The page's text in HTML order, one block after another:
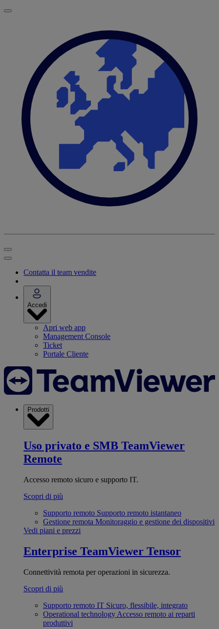
Contatta il team vendite
Accedi
Apri web app
Management Console
Ticket
Portale Cliente
Prodotti
Uso privato e SMB TeamViewer
Remote
Accesso remoto sicuro e supporto IT.
Scopri di più
Supporto remoto Supporto remoto istantaneo
Gestione remota Monitoraggio e gestione dei dispositivi
Vedi piani e prezzi
Enterprise TeamViewer Tensor
Connettività remota per operazioni in sicurezza.
Scopri di più
Supporto remoto IT Sicuro, flessibile, integrato
Operational technology Accesso remoto ai reparti
produttivi